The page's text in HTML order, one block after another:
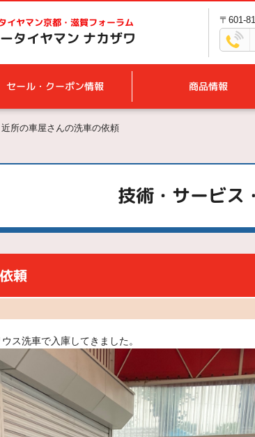
イヤマン京都・滋賀フォーラム
タイヤマン ナカザワ
〒601-
セール・クーポン情報 商品情報
近所の車屋さんの洗車の依頼
技術・サービス
頼
ス洗車で入庫してきました。